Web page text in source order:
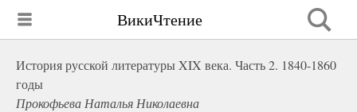
ВикиЧтение
История русской литературы XIX века. Часть 2. 1840-1860
годы
Прокофьева Наталья Николаевна